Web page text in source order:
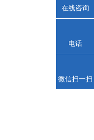
在线咨询
电话
微信扫一扫